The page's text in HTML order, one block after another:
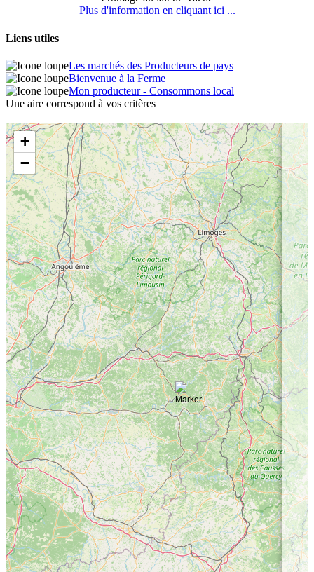
Plus d'information en cliquant ici ...
Liens utiles
Les marchés des Producteurs de pays
Bienvenue à la Ferme
Mon producteur - Consommons local
Une aire correspond à vos critères
+
−